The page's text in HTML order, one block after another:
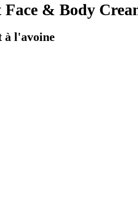
& Body
à l'avoine